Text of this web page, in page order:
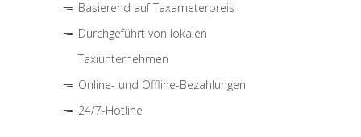
Basierend auf Taxameterpreis
Durchgeführt von lokalen
Taxiunternehmen
Online- und Offline-Bezahlungen
24/7-Hotline